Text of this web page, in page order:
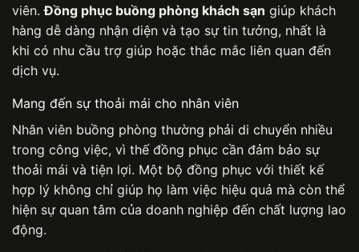
viên.Đồng phục buồng phòng khách sạn giúp khách
hàng dễ dàng nhận diện và tạo sự tin tưởng, nhất là
khi có nhu cầu trợ giúp hoặc thắc mắc liên quan đến
dịch vụ.
Mang đến sự thoải mái cho nhân viên
Nhân viên buồng phòng thường phải di chuyển nhiều
trong công việc, vì thế đồng phục cần đảm bảo sự
thoải mái và tiện lợi. Một bộ đồng phục với thiết kế
hợp lý không chỉ giúp họ làm việc hiệu quả mà còn thể
hiện sự quan tâm của doanh nghiệp đến chất lượng lao
động.